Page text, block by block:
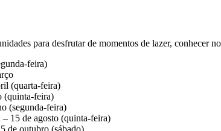
para desfrutar de momentos de lazer, conhecer
feira)
(quarta-feira)
(quinta-feira)
(segunda-feira)
– 15 de agosto (quinta-feira)
de outubro (sábado)